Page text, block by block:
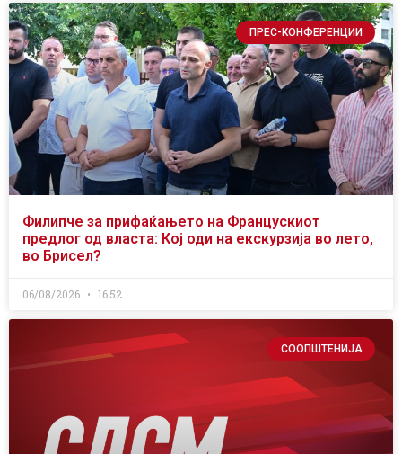
ПРЕС-КОНФЕРЕНЦИИ
Филипче за прифаќањето на Францускиот
предлог од власта: Кој оди на екскурзија во лето,
во Брисел?
06/08/2026 16:52
СООПШТЕНИЈА